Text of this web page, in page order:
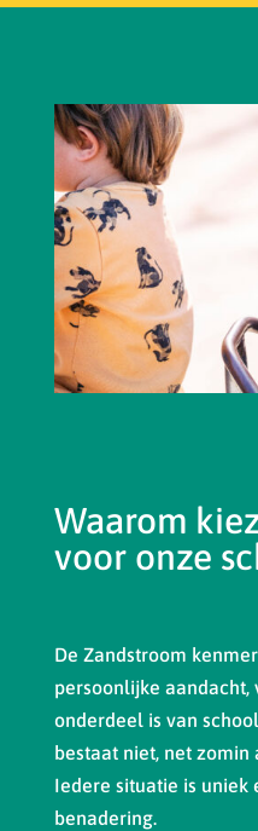
Waarom
voor onze
De Zandstroom
persoonlijke aandacht,
onderdeel is van
bestaat niet, net
Iedere situatie is uniek
benadering.